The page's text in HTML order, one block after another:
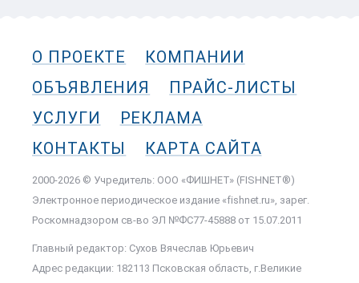
О ПРОЕКТЕ
КОМПАНИИ
ОБЪЯВЛЕНИЯ
ПРАЙС-ЛИСТЫ
УСЛУГИ
РЕКЛАМА
КОНТАКТЫ
КАРТА САЙТА
2000-2026 © Учредитель: ООО «ФИШНЕТ» (FISHNET®)
Электронное периодическое издание «fishnet.ru», зарег.
Роскомнадзором cв-во ЭЛ №ФС77-45888 от 15.07.2011
Главный редактор: Сухов Вячеслав Юрьевич
Адрес редакции: 182113 Псковская область, г.Великие